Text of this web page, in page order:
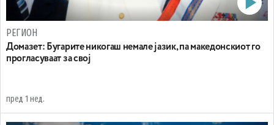
РЕГИОН
Домазет: Бугарите никогаш немале јазик, па македонскиот го
прогласуваат за свој
пред 1 нед.